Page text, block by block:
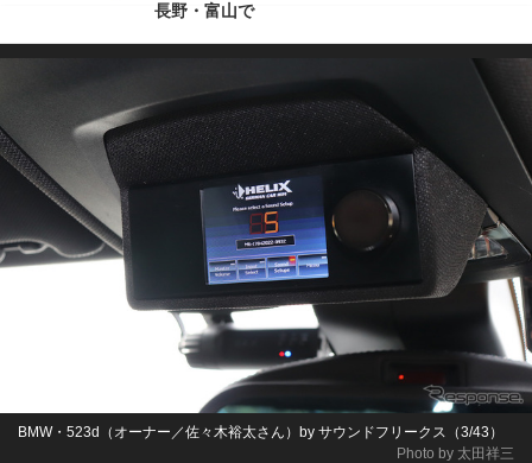
長野・富山で
Photo by 太田祥三
BMW・523d（オーナー／佐々木裕太さん）by サウンドフリークス（3/43）